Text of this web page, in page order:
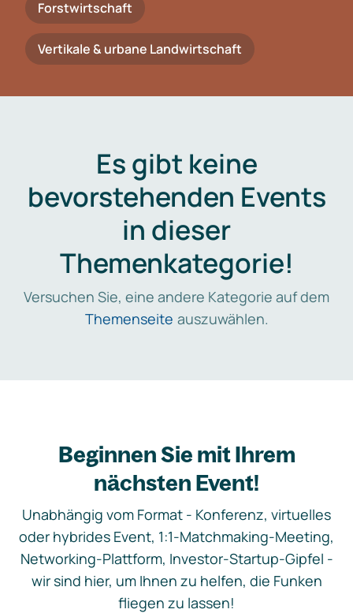
Forstwirtschaft
Vertikale & urbane Landwirtschaft
Es gibt keine
bevorstehenden Events
in dieser
Themenkategorie!
Versuchen Sie, eine andere Kategorie auf dem
Themenseite auszuwählen.
Beginnen Sie mit Ihrem
nächsten Event!
Unabhängig vom Format - Konferenz, virtuelles
oder hybrides Event, 1:1-Matchmaking-Meeting,
Networking-Plattform, Investor-Startup-Gipfel -
wir sind hier, um Ihnen zu helfen, die Funken
fliegen zu lassen!